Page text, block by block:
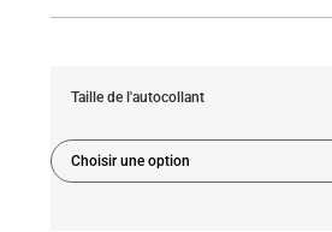
Taille de l'autocollant